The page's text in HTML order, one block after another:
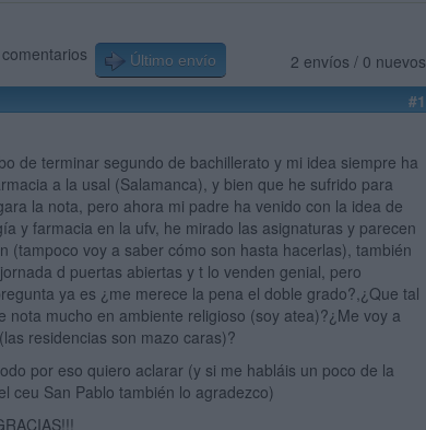
2 envíos / 0 nuevos
Último envío
#1
de terminar segundo de bachillerato y mi idea siempre ha
a la usal (Salamanca), y bien que he sufrido para
la nota, pero ahora mi padre ha venido con la idea de
y farmacia en la ufv, he mirado las asignaturas y parecen
(tampoco voy a saber cómo son hasta hacerlas), también
d puertas abiertas y t lo venden genial, pero
ya es ¿me merece la pena el doble grado?,¿Que tal
nota mucho en ambiente religioso (soy atea)?¿Me voy a
residencias son mazo caras)?
por eso quiero aclarar (y si me habláis un poco de la
ceu San Pablo también lo agradezco)